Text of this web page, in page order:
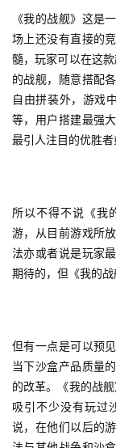
0
日
游
茶
对
上
海
站
文
(
中
国
)
《我的战舰》这是
场上还没有直接的
髓，玩家可以在这
的战舰，随意搭配
自由拼装外，游戏
等，用户搭建最强
最引人注目的优胜者
所以不得不说《我
游，从目前游戏所
法亦或者说是玩家
期待的，但《我的战
但有一点是可以预
当下沙盒产品质量
的改革。《我的战
吸引不少没有玩过
说，在他们以后的